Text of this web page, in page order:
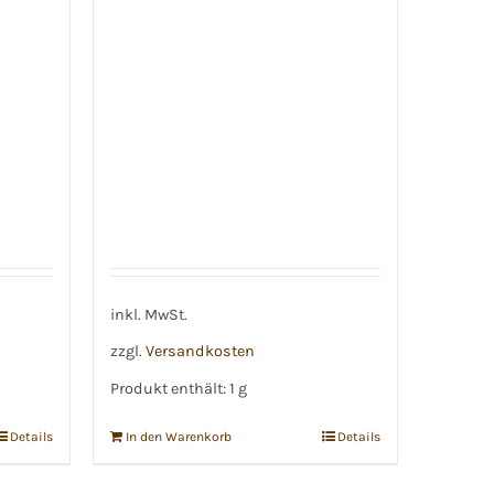
Details
inkl. MwSt.
zzgl. Versandkosten
Produkt enthält: 1 g
In den Warenkorb Details